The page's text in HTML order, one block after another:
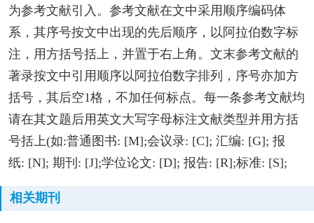
为参考文献引入。参考文献在文中采用顺序编码体
系，其序号按文中出现的先后顺序，以阿拉伯数字标
注，用方括号括上，并置于右上角。文末参考文献的
著录按文中引用顺序以阿拉伯数字排列，序号亦加方
括号，其后空1格，不加任何标点。每一条参考文献均
请在其文题后用英文大写字母标注文献类型并用方括
号括上(如:普通图书: [M];会议录: [C]; 汇编: [G]; 报
纸: [N]; 期刊: [J];学位论文: [D]; 报告: [R];标准: [S];
相关期刊